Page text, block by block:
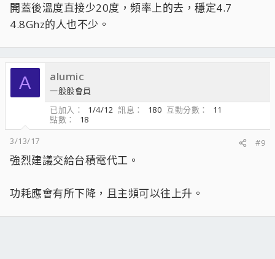
因此就算我不說
什麼樣的作法
會變成一種天然的物理超頻障礙
俗稱超頻牆的
在製程越來越小的過程之中
3D電晶體堆疊與2.5D電晶體堆疊的方式
優劣各有不同
被壓榨那麼多年了
還是說話不能平心而論
上5G是大雕啊！
就像是FX那樣，即使最終特挑要上5G
也要220W
製程就是要萬中選一，十萬中選一
之後出來的就是特挑的
售價反應在上面
多年下來什麼追求效能的方式都有
開蓋後溫度直接少20度，頻率上的去，穩定4.7
4.8Ghz的人也不少。
A alumic
一般般會員
已加入
1/4/12 訊息 180 互動分數
11
點數
18
3/13/17
#9
強烈建議交給台積電代工。
功耗應會有所下降，且主頻可以往上升。